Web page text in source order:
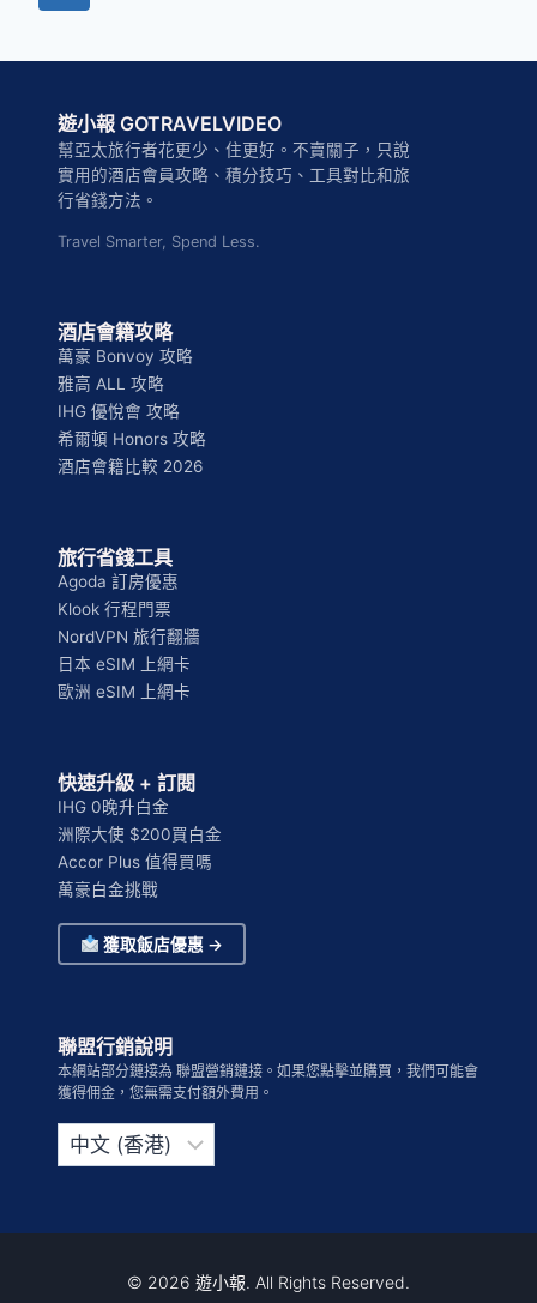
遊小報 GOTRAVELVIDEO
幫亞太旅行者花更少、住更好。不賣關子，只說
實用的酒店會員攻略、積分技巧、工具對比和旅
行省錢方法。
Travel Smarter, Spend Less.
酒店會籍攻略
萬豪 Bonvoy 攻略
雅高 ALL 攻略
IHG 優悅會 攻略
希爾頓 Honors 攻略
酒店會籍比較 2026
旅行省錢工具
Agoda 訂房優惠
Klook 行程門票
NordVPN 旅行翻牆
日本 eSIM 上網卡
歐洲 eSIM 上網卡
快速升級 + 訂閱
IHG 0晚升白金
洲際大使 $200買白金
Accor Plus 值得買嗎
萬豪白金挑戰
獲取飯店優惠 →
聯盟行銷說明
本網站部分鏈接為 聯盟營銷鏈接。如果您點擊並購買，我們可能會
獲得佣金，您無需支付額外費用。
Choose
language
© 2026 遊小報. All Rights Reserved.